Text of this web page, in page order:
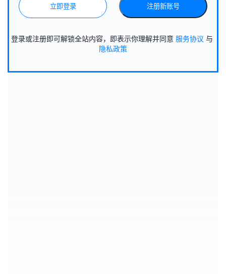
立即登录 注册新账号
登录或注册即可解锁全站内容，即表示你理解并同意 服务协议 与
隐私政策